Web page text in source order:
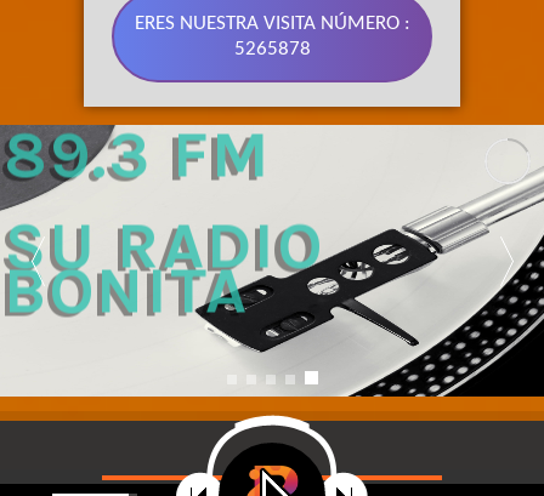
ERES NUESTRA VISITA NÚMERO :
5265878
89.3 FM
SU RADIO
BONITA